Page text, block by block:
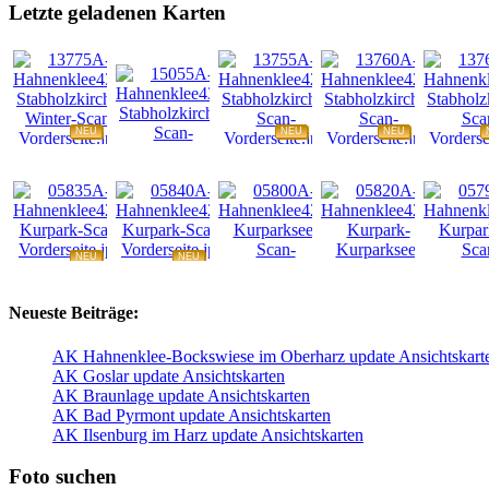
Letzte geladenen Karten
NEU NEU NEU
NEU
NEU
Neueste Beiträge:
AK Hahnenklee-Bockswiese im Oberharz update
AK Goslar update Ansichtskarten
AK Braunlage update Ansichtskarten
AK Bad Pyrmont update Ansichtskarten
AK Ilsenburg im Harz update Ansichtskarten
Foto suchen